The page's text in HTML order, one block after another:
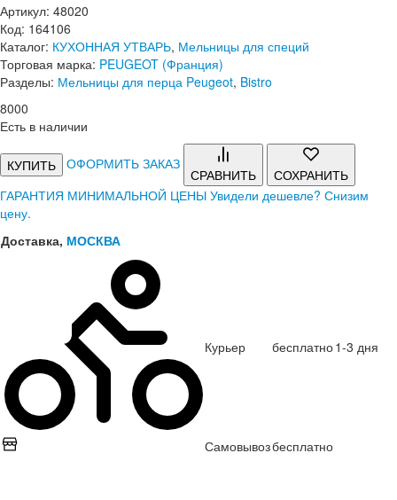
Артикул: 48020
Код: 164106
Каталог: КУХОННАЯ УТВАРЬ, Мельницы для специй
Торговая марка: PEUGEOT (Франция)
Разделы: Мельницы для перца Peugeot, Bistro
8000
Есть в наличии
КУПИТЬ ОФОРМИТЬ ЗАКАЗ
СРАВНИТЬ
СОХРАНИТЬ
ГАРАНТИЯ МИНИМАЛЬНОЙ ЦЕНЫ Увидели дешевле? Снизим
цену.
Доставка, МОСКВА
Курьер бесплатно1-3 дня
Самовывозбесплатно